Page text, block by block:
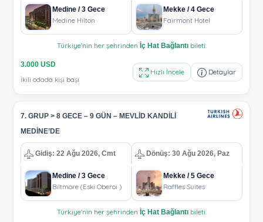
Medine / 3 Gece
Medine Hilton
Mekke / 4 Gece
Fairmont Hotel
Türkiye'nin her şehrinden İç Hat Bağlantıbileti.
3.000 USD
İkili odada kişi başı
Hızlı İncele Detaylar
7. GRUP > 8 GECE – 9 GÜN – MEVLİD KANDİLİ
MEDİNE’DE
Gidiş: 22 Ağu 2026, Cmt Dönüş: 30 Ağu 2026, Paz
Medine / 3 Gece
Biltmore (Eski Oberoi )
Mekke / 5 Gece
Raffles Suites
Türkiye'nin her şehrinden İç Hat Bağlantıbileti.